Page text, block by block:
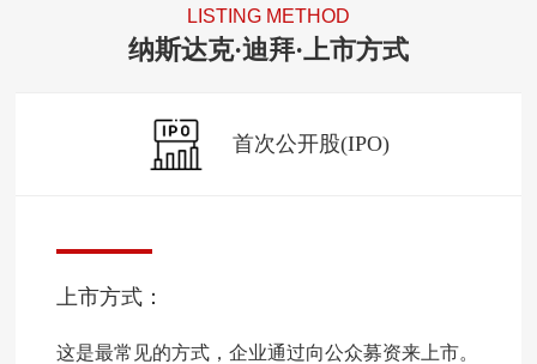
LISTING METHOD
纳斯达克·迪拜·上市方式
首次公开股(IPO)
上市方式：
这是最常见的方式，企业通过向公众募资来上市。